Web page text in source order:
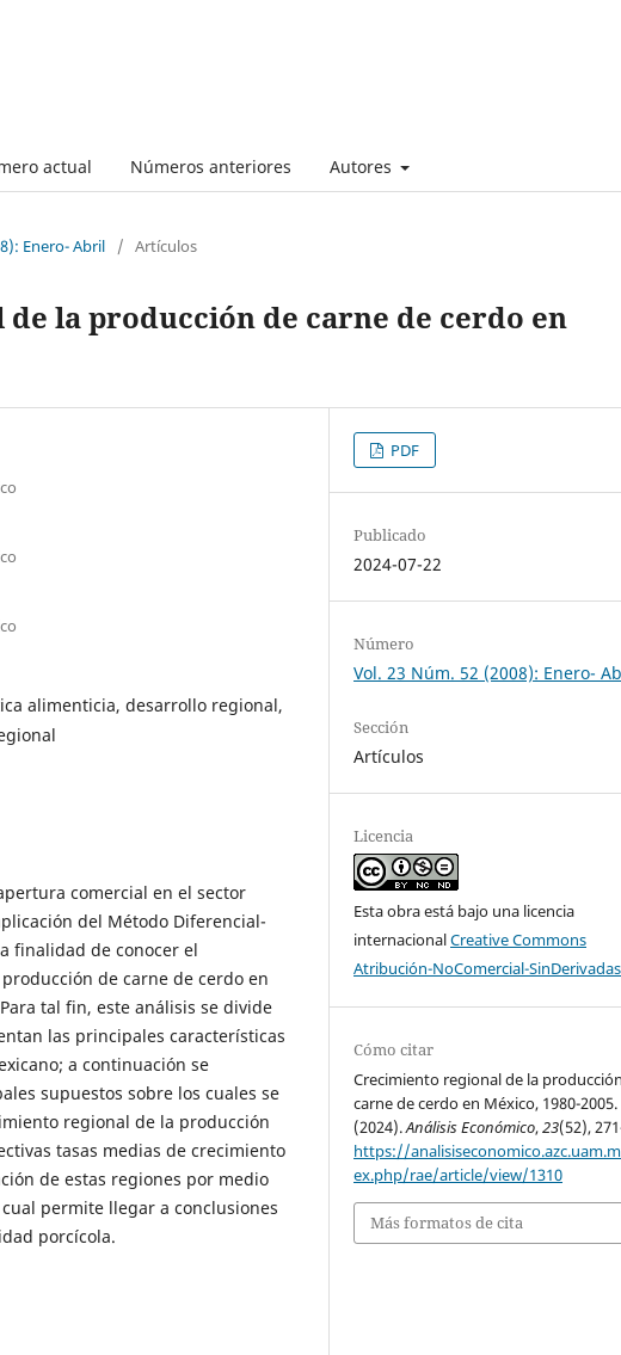
actual Números anteriores Autores
Enero- Abril / Artículos
la producción de carne de cerdo en
alimenticia, desarrollo regional,
comercial en el sector
del Método Diferencial-
finalidad de conocer el
de carne de cerdo en
tal fin, este análisis se divide
las principales características
a continuación se
supuestos sobre los cuales se
regional de la producción
tasas medias de crecimiento
de estas regiones por medio
permite llegar a conclusiones
porcícola.
PDF
Publicado
2024-07-22
Número
Vol. 23 Núm. 52 (2008): Enero-
Sección
Artículos
Licencia
Esta obra está bajo una licencia
internacionalCreative Commons
Atribución-NoComercial-
Cómo citar
Crecimiento regional de la
carne de cerdo en México, 1980-2005.
(2024).Análisis Económico,23(52),
https://
ex.php/rae/article/view/1310
Más formatos de cita